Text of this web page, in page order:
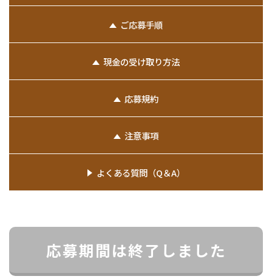
ご応募手順
現金の受け取り方法
応募規約
注意事項
よくある質問（Q＆A）
応募期間は終了しました